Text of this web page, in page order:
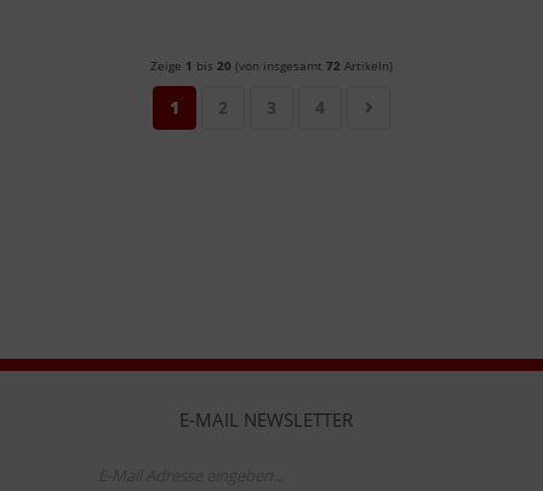
Zeige 1 bis 20 (von insgesamt 72 Artikeln)
1 2 3 4
E-MAIL NEWSLETTER